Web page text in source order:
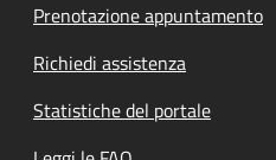
Prenotazione appuntamento
Richiedi assistenza
Statistiche del portale